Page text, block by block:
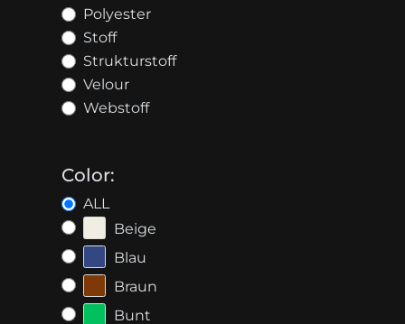
Polyester
Stoff
Strukturstoff
Velour
Webstoff
Color:
ALL
Beige
Blau
Braun
Bunt